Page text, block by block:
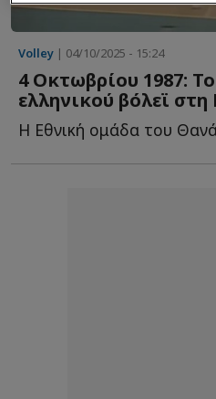
Volley | 04/10/2025 - 15:24
4 Οκτωβρίου 1987:
ελληνικού βόλεϊ στη